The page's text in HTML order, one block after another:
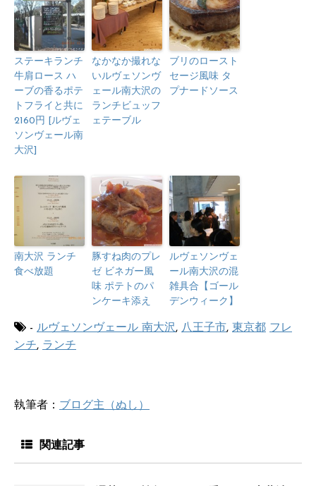
ステーキランチ
牛肩ロース ハ
ーブの香るポテ
トフライと共に
2160円 [ルヴェ
ソンヴェール南
大沢]
なかなか撮れな
いルヴェソンヴ
ェール南大沢の
ランチビュッフ
ェテーブル
ブリのロースト
セージ風味 タ
プナードソース
南大沢 ランチ
食べ放題
豚すね肉のプレ
ゼ ビネガー風
味 ポテトのパ
ンケーキ添え
ルヴェソンヴェ
ール南大沢の混
雑具合【ゴール
デンウィーク】
- ルヴェソンヴェール 南大沢, 八王子市, 東京都 フレ
ンチ, ランチ
執筆者： ブログ主（ぬし）
関連記事